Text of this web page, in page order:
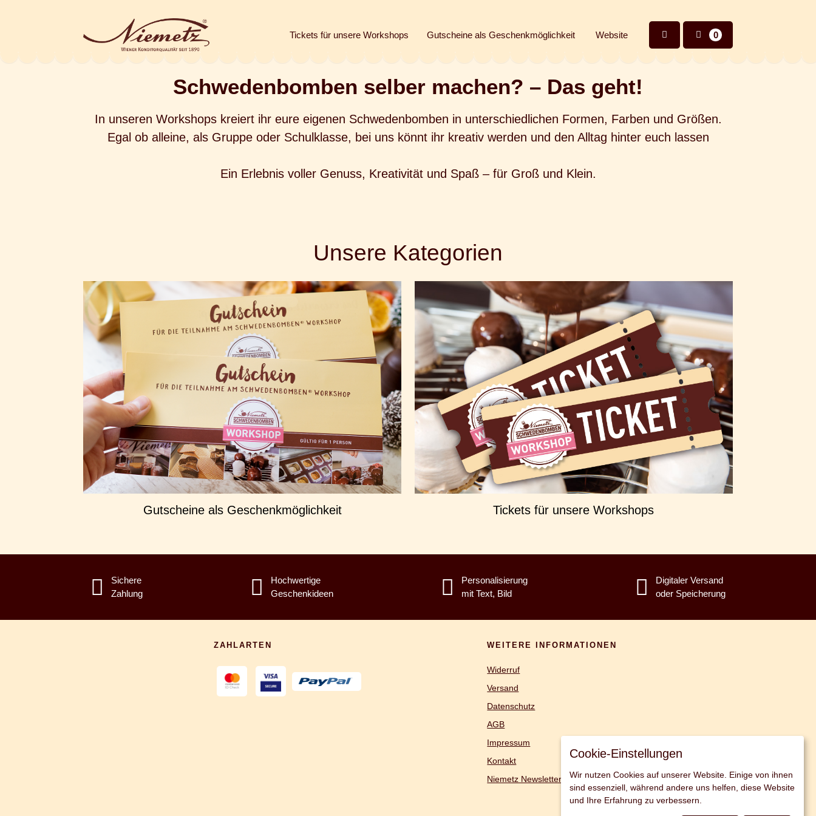
Tickets für unsere Workshops Gutscheine als Geschenkmöglichkeit Website 0
Schwedenbomben selber machen? – Das geht!
In unseren Workshops kreiert ihr eure eigenen Schwedenbomben in unterschiedlichen Formen, Farben und Größen.
Egal ob alleine, als Gruppe oder Schulklasse, bei uns könnt ihr kreativ werden und den Alltag hinter euch lassen
Ein Erlebnis voller Genuss, Kreativität und Spaß – für Groß und Klein.
Unsere Kategorien
Gutscheine als Geschenkmöglichkeit Tickets für unsere Workshops
Sichere
Zahlung
Hochwertige
Geschenkideen
Personalisierung
mit Text, Bild
Digitaler Versand
oder Speicherung
ZAHLARTEN WEITERE INFORMATIONEN
Widerruf
Versand
Datenschutz
AGB
Impressum
Kontakt
Niemetz Newsletter Ameldung
Cookie-Einstellungen
Wir nutzen Cookies auf unserer Website. Einige von ihnen
sind essenziell, während andere uns helfen, diese Website
und Ihre Erfahrung zu verbessern.